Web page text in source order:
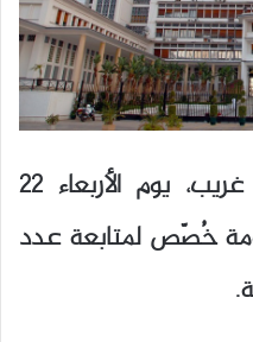
ترأّس الوزير الأول، سيفي غريب، يوم الأربعاء 22
للحكومة خُصّص لمتابعة عدد